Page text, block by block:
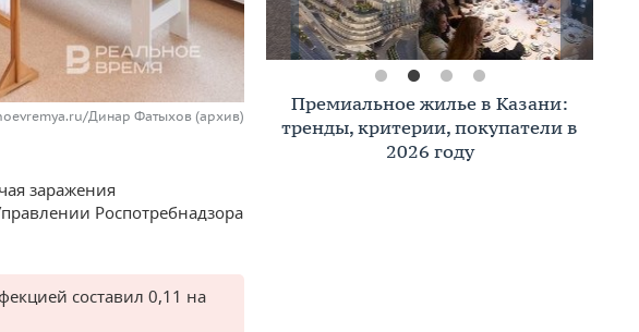
Динар Фатыхов (архив)
заражения
Роспотребнадзора
составил 0,11 на
Премиальное жилье в Казани:
тренды, критерии, покупатели в
2026 году